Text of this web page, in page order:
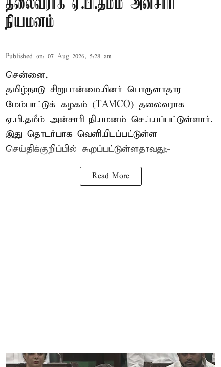
தலைவராக ஏ.பி.தமீம் அன்சாரி
நியமனம்
Published on: 07 Aug 2026, 5:28 am
சென்னை,
தமிழ்நாடு சிறுபான்மையினர் பொருளாதார
மேம்பாட்டுக் கழகம் (TAMCO) தலைவராக
ஏ.பி.தமீம் அன்சாரி நியமனம் செய்யப்பட்டுள்ளார்.
இது தொடர்பாக வெளியிடப்பட்டுள்ள
செய்திக்குறிப்பில் கூறப்பட்டுள்ளதாவது;-
Read More